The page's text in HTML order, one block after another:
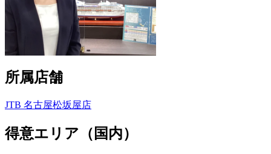
所属店舗
JTB 名古屋松坂屋店
得意エリア（国内）